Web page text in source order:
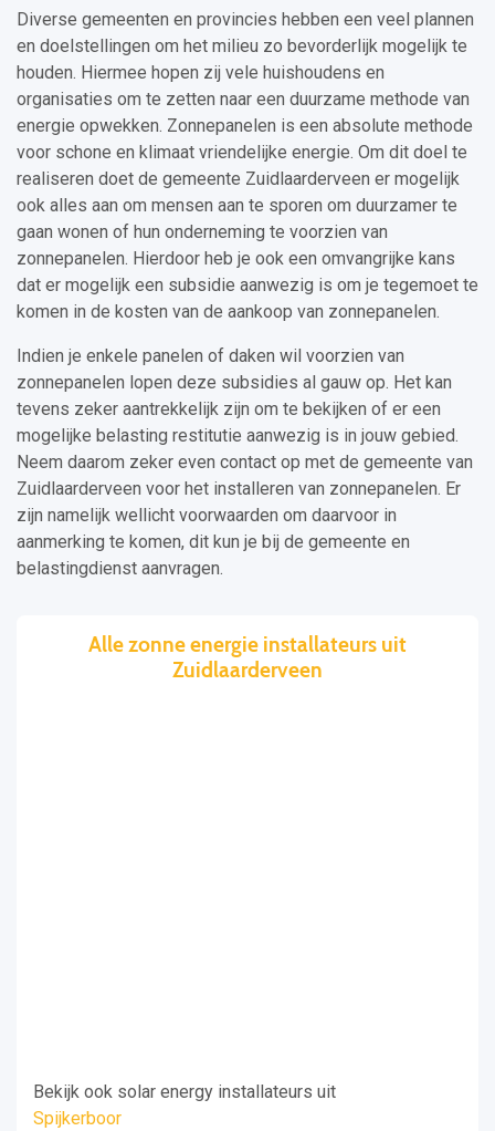
Diverse gemeenten en provincies hebben een veel plannen
en doelstellingen om het milieu zo bevorderlijk mogelijk te
houden. Hiermee hopen zij vele huishoudens en
organisaties om te zetten naar een duurzame methode van
energie opwekken. Zonnepanelen is een absolute methode
voor schone en klimaat vriendelijke energie. Om dit doel te
realiseren doet de gemeente Zuidlaarderveen er mogelijk
ook alles aan om mensen aan te sporen om duurzamer te
gaan wonen of hun onderneming te voorzien van
zonnepanelen. Hierdoor heb je ook een omvangrijke kans
dat er mogelijk een subsidie aanwezig is om je tegemoet te
komen in de kosten van de aankoop van zonnepanelen.
Indien je enkele panelen of daken wil voorzien van
zonnepanelen lopen deze subsidies al gauw op. Het kan
tevens zeker aantrekkelijk zijn om te bekijken of er een
mogelijke belasting restitutie aanwezig is in jouw gebied.
Neem daarom zeker even contact op met de gemeente van
Zuidlaarderveen voor het installeren van zonnepanelen. Er
zijn namelijk wellicht voorwaarden om daarvoor in
aanmerking te komen, dit kun je bij de gemeente en
belastingdienst aanvragen.
Alle zonne energie installateurs uit
Zuidlaarderveen
Bekijk ook solar energy installateurs uit
Spijkerboor